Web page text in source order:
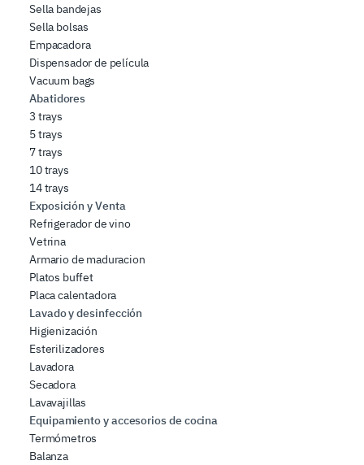
Sella bandejas
Sella bolsas
Empacadora
Dispensador de película
Vacuum bags
Abatidores
3 trays
5 trays
7 trays
10 trays
14 trays
Exposición y Venta
Refrigerador de vino
Vetrina
Armario de maduracion
Platos buffet
Placa calentadora
Lavado y desinfección
Higienización
Esterilizadores
Lavadora
Secadora
Lavavajillas
Equipamiento y accesorios de cocina
Termómetros
Balanza